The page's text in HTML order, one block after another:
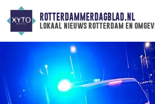
ROTTERDAMMERDAGBLAD.NL
lokaal nieuws rotterdam en